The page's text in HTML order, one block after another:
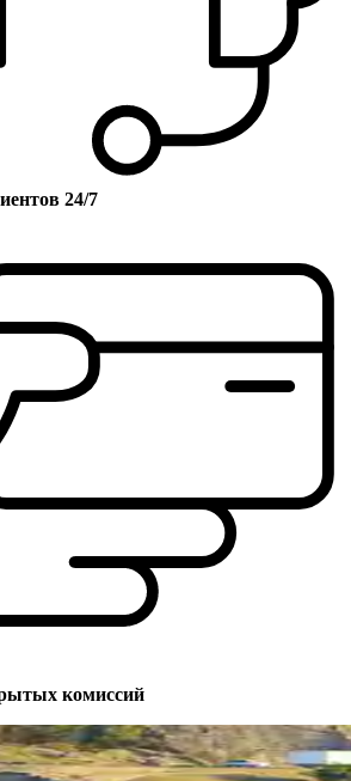
24/7
комиссий